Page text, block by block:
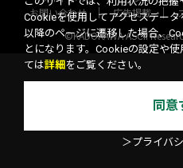
お問い合わせ
広告掲載
©KADOKAWA ASCII
Cookieを使用してアクセスデー
以降のページに遷移した場合、
とになります。Cookieの設定や
ては詳細 をご覧ください。
同意
＞プライバ